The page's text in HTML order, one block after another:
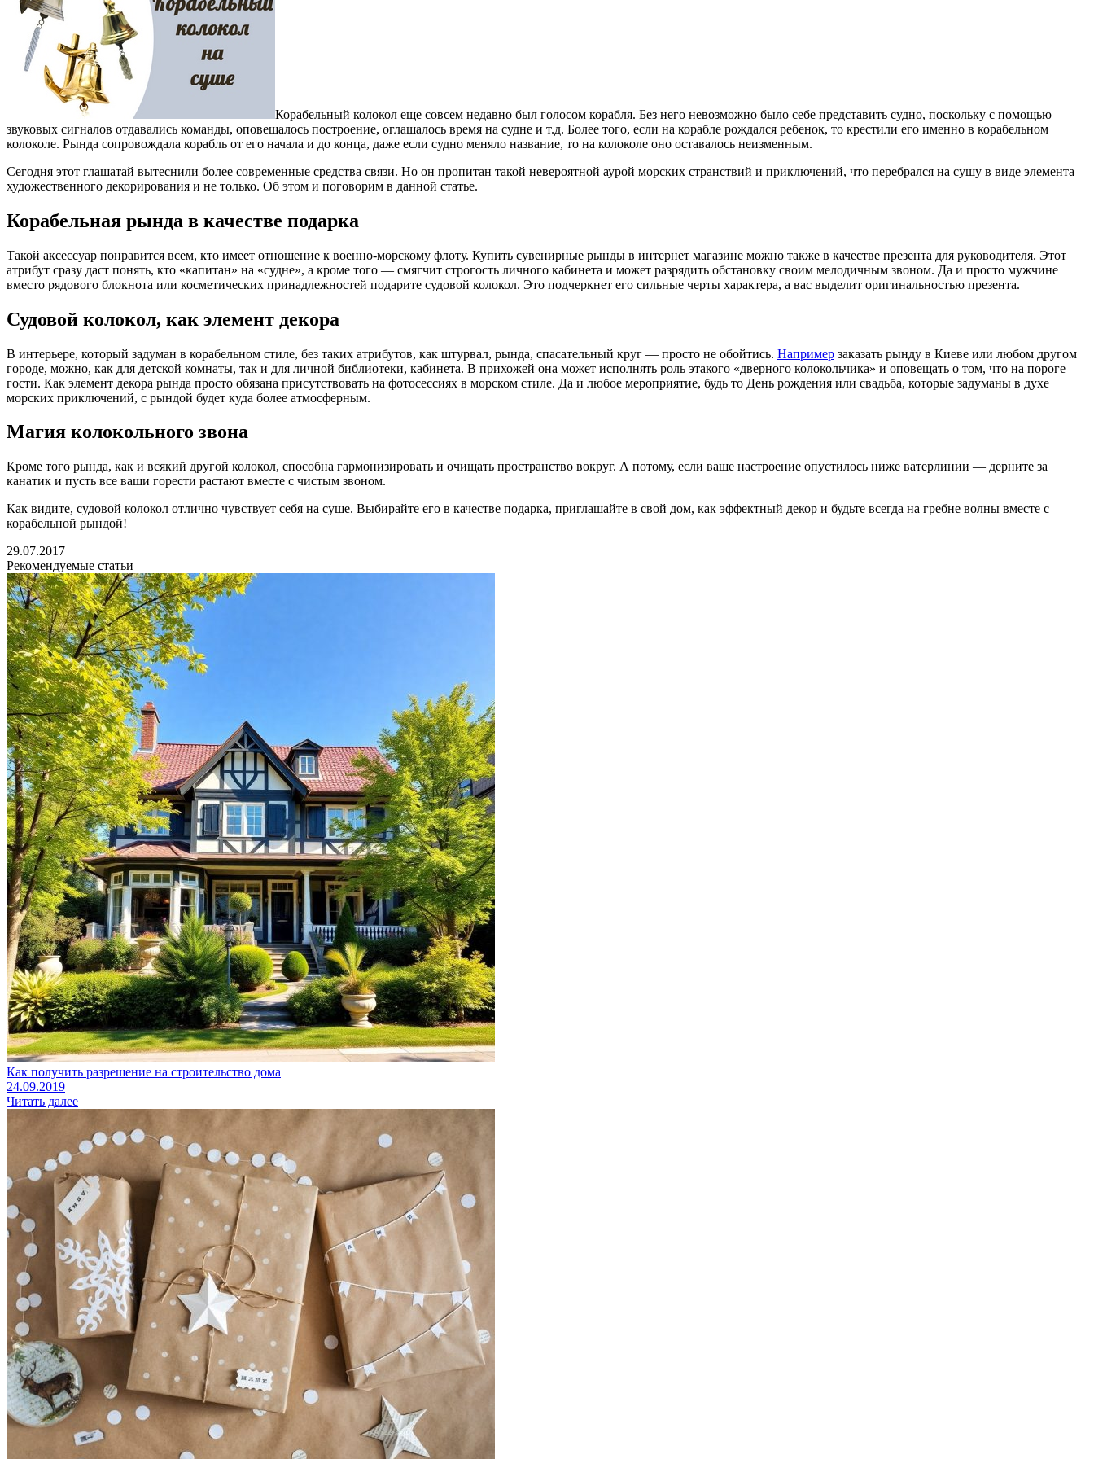
Корабельный колокол еще совсем недавно был голосом корабля. Без него невозможно было себе представить судно, поскольку с помощью
звуковых сигналов отдавались команды, оповещалось построение, оглашалось время на судне и т.д. Более того, если на корабле рождался ребенок, то крестили его именно в корабельном
колоколе. Рында сопровождала корабль от его начала и до конца, даже если судно меняло название, то на колоколе оно оставалось неизменным.
Сегодня этот глашатай вытеснили более современные средства связи. Но он пропитан такой невероятной аурой морских странствий и приключений, что перебрался на сушу в виде элемента
художественного декорирования и не только. Об этом и поговорим в данной статье.
Корабельная рында в качестве подарка
Такой аксессуар понравится всем, кто имеет отношение к военно-морскому флоту. Купить сувенирные рынды в интернет магазине можно также в качестве презента для руководителя. Этот
атрибут сразу даст понять, кто «капитан» на «судне», а кроме того — смягчит строгость личного кабинета и может разрядить обстановку своим мелодичным звоном. Да и просто мужчине
вместо рядового блокнота или косметических принадлежностей подарите судовой колокол. Это подчеркнет его сильные черты характера, а вас выделит оригинальностью презента.
Судовой колокол, как элемент декора
В интерьере, который задуман в корабельном стиле, без таких атрибутов, как штурвал, рында, спасательный круг — просто не обойтись. Например заказать рынду в Киеве или любом другом
городе, можно, как для детской комнаты, так и для личной библиотеки, кабинета. В прихожей она может исполнять роль этакого «дверного колокольчика» и оповещать о том, что на пороге
гости. Как элемент декора рында просто обязана присутствовать на фотосессиях в морском стиле. Да и любое мероприятие, будь то День рождения или свадьба, которые задуманы в духе
морских приключений, с рындой будет куда более атмосферным.
Магия колокольного звона
Кроме того рында, как и всякий другой колокол, способна гармонизировать и очищать пространство вокруг. А потому, если ваше настроение опустилось ниже ватерлинии — дерните за
канатик и пусть все ваши горести растают вместе с чистым звоном.
Как видите, судовой колокол отлично чувствует себя на суше. Выбирайте его в качестве подарка, приглашайте в свой дом, как эффектный декор и будьте всегда на гребне волны вместе с
корабельной рындой!
29.07.2017
Рекомендуемые статьи
Как получить разрешение на строительство дома
24.09.2019
Читать далее